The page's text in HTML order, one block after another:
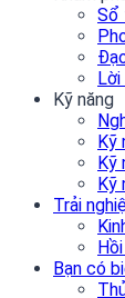
Sổ
Lời
Kỹ năng
Kỹ
Kỹ
Kỹ
Trải
Bạn có